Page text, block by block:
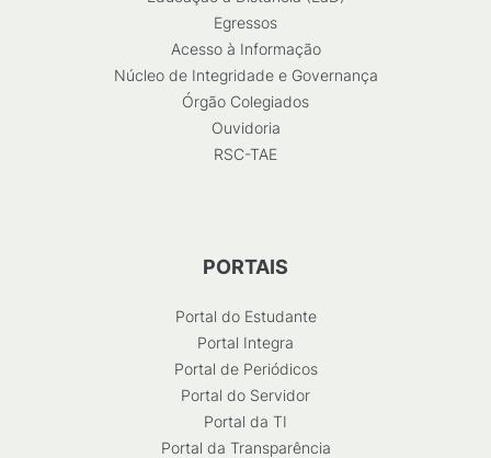
Egressos
Acesso à Informação
Núcleo de Integridade e Governança
Órgão Colegiados
Ouvidoria
RSC-TAE
PORTAIS
Portal do Estudante
Portal Integra
Portal de Periódicos
Portal do Servidor
Portal da TI
Portal da Transparência